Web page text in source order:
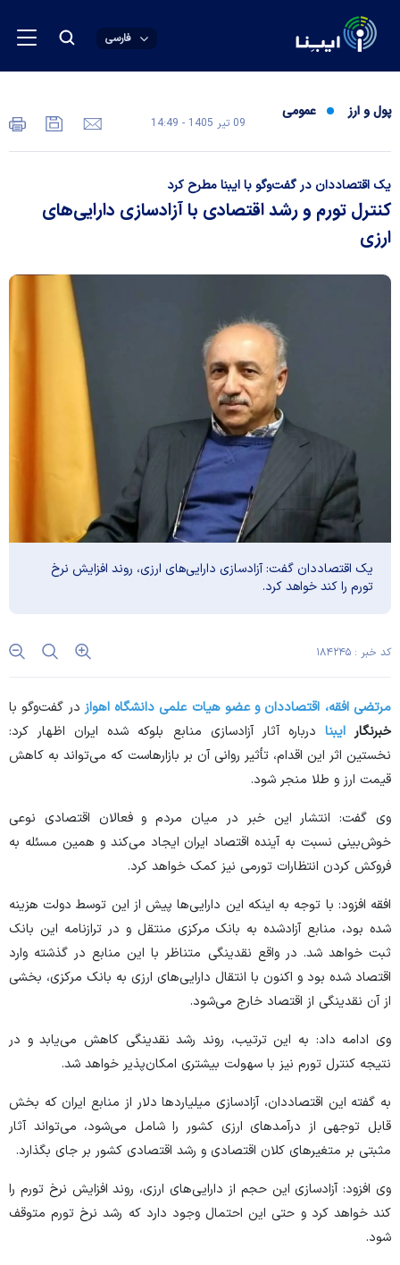
فارسی
پول و ارز عمومی
09 تير 1405 - 14:49
یک اقتصاددان در گفت‌و‌گو با ایبنا مطرح کرد
کنترل تورم و رشد اقتصادی با آزادسازی دارایی‌های
ارزی
یک اقتصاددان گفت: آزادسازی دارایی‌های ارزی، روند افزایش نرخ
تورم را کند خواهد کرد.
کد خبر : ۱۸۴۲۴۵
مرتضی افقه، اقتصاددان و عضو هیات علمی دانشگاه اهواز در گفت‌و‌گو با
خبرنگارایبنا درباره آثار آزادسازی منابع بلوکه شده ایران اظهار کرد:
نخستین اثر این اقدام، تأثیر روانی آن بر بازارهاست که می‌تواند به کاهش
قیمت ارز و طلا منجر شود.
وی گفت: انتشار این خبر در میان مردم و فعالان اقتصادی نوعی
خوش‌بینی نسبت به آینده اقتصاد ایران ایجاد می‌کند و همین مسئله به
فروکش کردن انتظارات تورمی نیز کمک خواهد کرد.
افقه افزود: با توجه به اینکه این دارایی‌ها پیش از این توسط دولت هزینه
شده بود، منابع آزادشده به بانک مرکزی منتقل و در ترازنامه این بانک
ثبت خواهد شد. در واقع نقدینگی متناظر با این منابع در گذشته وارد
اقتصاد شده بود و اکنون با انتقال دارایی‌های ارزی به بانک مرکزی، بخشی
از آن نقدینگی از اقتصاد خارج می‌شود.
وی ادامه داد: به این ترتیب، روند رشد نقدینگی کاهش می‌یابد و در
نتیجه کنترل تورم نیز با سهولت بیشتری امکان‌پذیر خواهد شد.
به گفته این اقتصاددان، آزادسازی میلیاردها دلار از منابع ایران که بخش
قابل توجهی از درآمد‌های ارزی کشور را شامل می‌شود، می‌تواند آثار
مثبتی بر متغیر‌های کلان اقتصادی و رشد اقتصادی کشور بر جای بگذارد.
وی افزود: آزادسازی این حجم از دارایی‌های ارزی، روند افزایش نرخ تورم را
کند خواهد کرد و حتی این احتمال وجود دارد که رشد نرخ تورم متوقف
شود.